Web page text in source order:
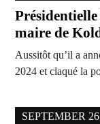
maire de
Aussitôt qu’il a
2024 et claqué la
SEPTEMBER